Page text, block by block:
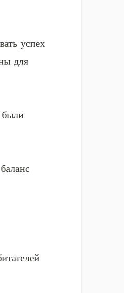
успех
для
были